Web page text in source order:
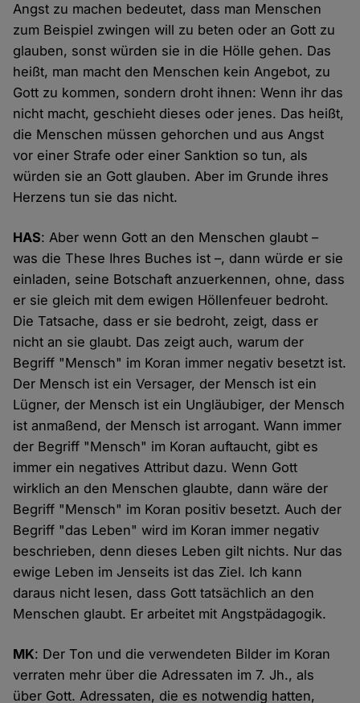
Angst zu machen bedeutet, dass man Menschen
zum Beispiel zwingen will zu beten oder an Gott zu
glauben, sonst würden sie in die Hölle gehen. Das
heißt, man macht den Menschen kein Angebot, zu
Gott zu kommen, sondern droht ihnen: Wenn ihr das
nicht macht, geschieht dieses oder jenes. Das heißt,
die Menschen müssen gehorchen und aus Angst
vor einer Strafe oder einer Sanktion so tun, als
würden sie an Gott glauben. Aber im Grunde ihres
Herzens tun sie das nicht.
HAS: Aber wenn Gott an den Menschen glaubt –
was die These Ihres Buches ist –, dann würde er sie
einladen, seine Botschaft anzuerkennen, ohne, dass
er sie gleich mit dem ewigen Höllenfeuer bedroht.
Die Tatsache, dass er sie bedroht, zeigt, dass er
nicht an sie glaubt. Das zeigt auch, warum der
Begriff "Mensch" im Koran immer negativ besetzt ist.
Der Mensch ist ein Versager, der Mensch ist ein
Lügner, der Mensch ist ein Ungläubiger, der Mensch
ist anmaßend, der Mensch ist arrogant. Wann immer
der Begriff "Mensch" im Koran auftaucht, gibt es
immer ein negatives Attribut dazu. Wenn Gott
wirklich an den Menschen glaubte, dann wäre der
Begriff "Mensch" im Koran positiv besetzt. Auch der
Begriff "das Leben" wird im Koran immer negativ
beschrieben, denn dieses Leben gilt nichts. Nur das
ewige Leben im Jenseits ist das Ziel. Ich kann
daraus nicht lesen, dass Gott tatsächlich an den
Menschen glaubt. Er arbeitet mit Angstpädagogik.
MK: Der Ton und die verwendeten Bilder im Koran
verraten mehr über die Adressaten im 7. Jh., als
über Gott. Adressaten, die es notwendig hatten,